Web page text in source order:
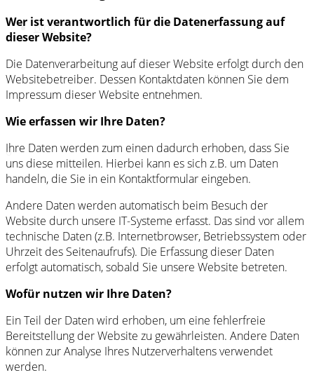
Blog
0
Wer ist verantwortlich für die Datenerfassung auf
dieser Website?
Die Datenverarbeitung auf dieser Website erfolgt durch den
Websitebetreiber. Dessen Kontaktdaten können Sie dem
Impressum dieser Website entnehmen.
Wie erfassen wir Ihre Daten?
Ihre Daten werden zum einen dadurch erhoben, dass Sie
uns diese mitteilen. Hierbei kann es sich z.B. um Daten
handeln, die Sie in ein Kontaktformular eingeben.
Andere Daten werden automatisch beim Besuch der
Website durch unsere IT-Systeme erfasst. Das sind vor allem
technische Daten (z.B. Internetbrowser, Betriebssystem oder
Uhrzeit des Seitenaufrufs). Die Erfassung dieser Daten
erfolgt automatisch, sobald Sie unsere Website betreten.
Wofür nutzen wir Ihre Daten?
Ein Teil der Daten wird erhoben, um eine fehlerfreie
Bereitstellung der Website zu gewährleisten. Andere Daten
können zur Analyse Ihres Nutzerverhaltens verwendet
werden.